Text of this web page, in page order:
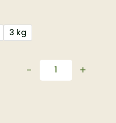
3 kg
Quantité
- +